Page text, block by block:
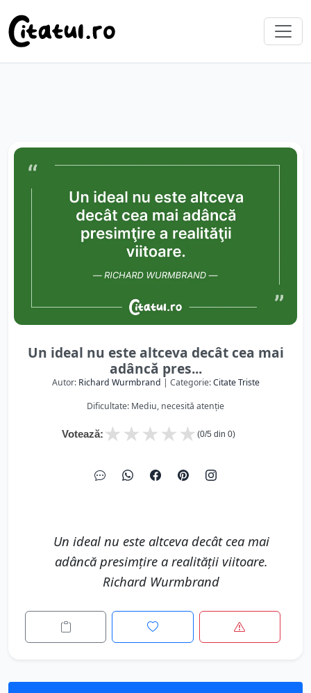
Un ideal nu este altceva decât cea mai
adâncă pres...
Autor: Richard Wurmbrand | Categorie:Citate Triste
Dificultate: Mediu, necesită atenție
Votează: ★
★
★
★
★ (0/5 din 0)
Un ideal nu este altceva decât cea mai
adâncă presimţire a realităţii viitoare.
Richard Wurmbrand